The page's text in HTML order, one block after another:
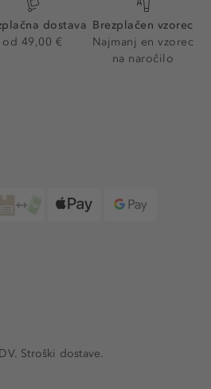
dostava
od 49,00 €
Brezplačen vzorec
Najmanj en vzorec
na naročilo
Stroški dostave.